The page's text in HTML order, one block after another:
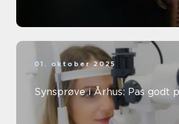
01. oktober 2025
Synsprøve i Århus: Pas godt